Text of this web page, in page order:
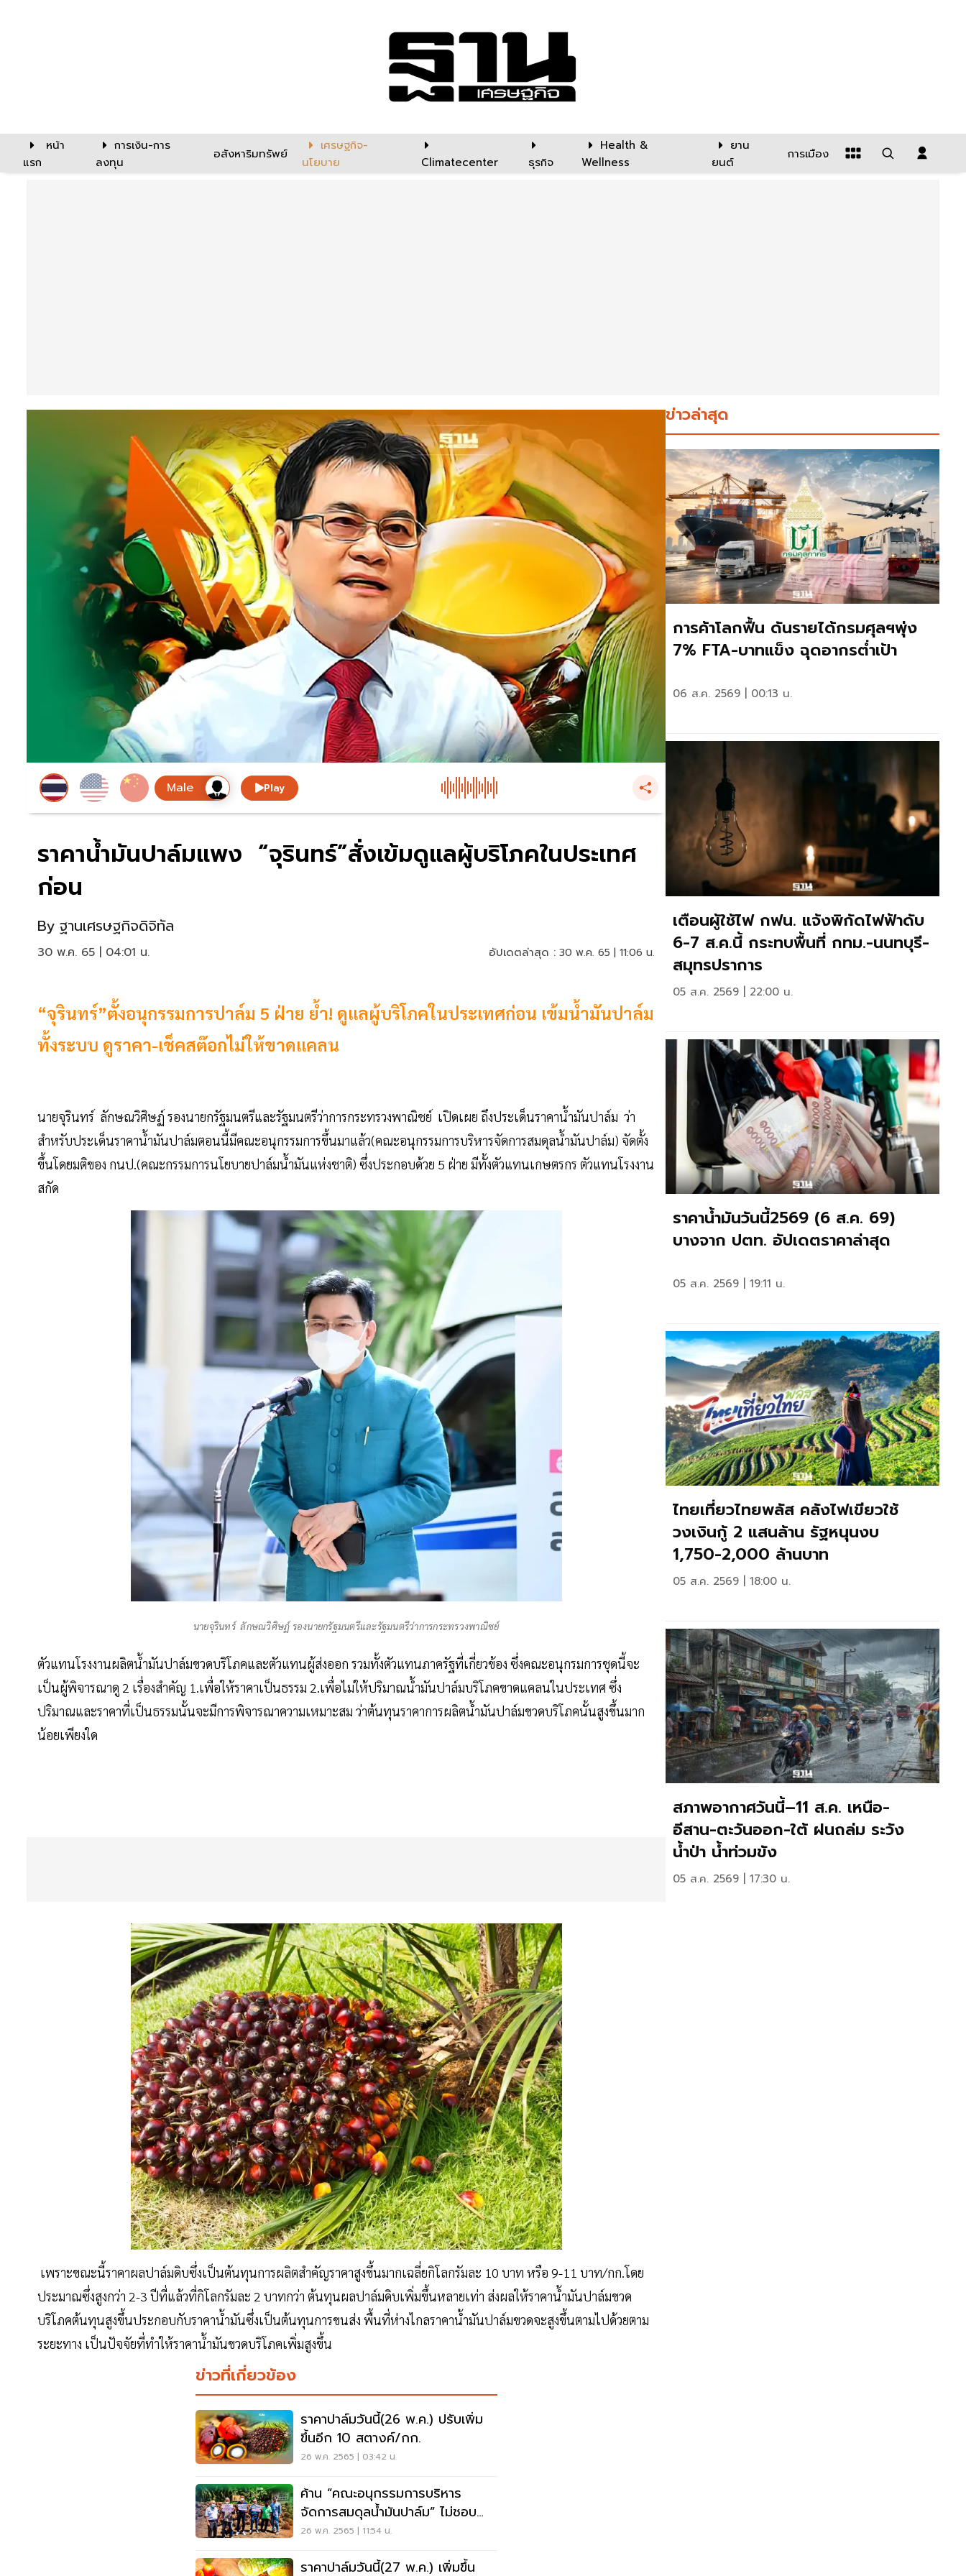
หน้า
แรก
การเงิน-การ
ลงทุน
อสังหาริมทรัพย์
เศรษฐกิจ-
นโยบาย
Climatecenter ธุรกิจ
Health &
Wellness
ยาน
ยนต์
การเมือง
Play
ราคาน้ำมันปาล์มแพง “จุรินทร์”สั่งเข้มดูแลผู้บริโภคในประเทศ
ก่อน
By ฐานเศรษฐกิจดิจิทัล
30 พ.ค. 65 | 04:01 น. อัปเดตล่าสุด : 30 พ.ค. 65 | 11:06 น.
“จุรินทร์”ตั้งอนุกรรมการปาล์ม 5 ฝ่าย ย้ำ! ดูแลผู้บริโภคในประเทศก่อน เข้มน้ำมันปาล์ม
ทั้งระบบ ดูราคา-เช็คสต๊อกไม่ให้ขาดแคลน
นายจุรินทร์ ลักษณวิศิษฏ์ รองนายกรัฐมนตรีและรัฐมนตรีว่าการกระทรวงพาณิชย์ เปิดเผย ถึงประเด็นราคาน้ำมันปาล์ม ว่า
สำหรับประเด็นราคาน้ำมันปาล์มตอนนี้มีคณะอนุกรรมการขึ้นมาแล้ว(คณะอนุกรรมการบริหารจัดการสมดุลน้ำมันปาล์ม) จัดตั้ง
ขึ้นโดยมติของ กนป.(คณะกรรมการนโยบายปาล์มน้ำมันแห่งชาติ) ซึ่งประกอบด้วย 5 ฝ่าย มีทั้งตัวแทนเกษตรกร ตัวแทนโรงงาน
สกัด
นายจุรินทร์ ลักษณวิศิษฏ์ รองนายกรัฐมนตรีและรัฐมนตรีว่าการกระทรวงพาณิชย์
ตัวแทนโรงงานผลิตน้ำมันปาล์มขวดบริโภคและตัวแทนผู้ส่งออก รวมทั้งตัวแทนภาครัฐที่เกี่ยวข้อง ซึ่งคณะอนุกรมการชุดนี้จะ
เป็นผู้พิจารณาดู 2 เรื่องสำคัญ 1.เพื่อให้ราคาเป็นธรรม 2.เพื่อไม่ให้ปริมาณน้ำมันปาล์มบริโภคขาดแคลนในประเทศ ซึ่ง
ปริมาณและราคาที่เป็นธรรมนั้นจะมีการพิจารณาความเหมาะสม ว่าต้นทุนราคาการผลิตน้ำมันปาล์มขวดบริโภคนั้นสูงขึ้นมาก
น้อยเพียงใด
เพราะขณะนี้ราคาผลปาล์มดิบซึ่งเป็นต้นทุนการผลิตสำคัญราคาสูงขึ้นมากเฉลี่ยกิโลกรัมละ 10 บาท หรือ 9-11 บาท/กก.โดย
ประมาณซึ่งสูงกว่า 2-3 ปีที่แล้วที่กิโลกรัมละ 2 บาทกว่า ต้นทุนผลปาล์มดิบเพิ่มขึ้นหลายเท่า ส่งผลให้ราคาน้ำมันปาล์มขวด
บริโภคต้นทุนสูงขึ้นประกอบกับราคาน้ำมันซึ่งเป็นต้นทุนการขนส่ง พื้นที่ห่างไกลราคาน้ำมันปาล์มขวดจะสูงขึ้นตามไปด้วยตาม
ระยะทาง เป็นปัจจัยที่ทำให้ราคาน้ำมันขวดบริโภคเพิ่มสูงขึ้น
ข่าวที่เกี่ยวข้อง
ราคาปาล์มวันนี้(26 พ.ค.) ปรับเพิ่ม
ขึ้นอีก 10 สตางค์/กก.
26 พ.ค. 2565 | 03:42 น.
ค้าน “คณะอนุกรรมการบริหาร
จัดการสมดุลน้ำมันปาล์ม” ไม่ชอบ
ธรรม (คลิป)
26 พ.ค. 2565 | 11:54 น.
ราคาปาล์มวันนี้(27 พ.ค.) เพิ่มขึ้น
ข่าวล่าสุด
การค้าโลกฟื้น ดันรายได้กรมศุลฯพุ่ง
7% FTA-บาทแข็ง ฉุดอากรต่ำเป้า
06 ส.ค. 2569 | 00:13 น.
เตือนผู้ใช้ไฟ กฟน. แจ้งพิกัดไฟฟ้าดับ
6-7 ส.ค.นี้ กระทบพื้นที่ กทม.-นนทบุรี-
สมุทรปราการ
05 ส.ค. 2569 | 22:00 น.
ราคาน้ำมันวันนี้2569 (6 ส.ค. 69)
บางจาก ปตท. อัปเดตราคาล่าสุด
05 ส.ค. 2569 | 19:11 น.
ไทยเที่ยวไทยพลัส คลังไฟเขียวใช้
วงเงินกู้ 2 แสนล้าน รัฐหนุนงบ
1,750-2,000 ล้านบาท
05 ส.ค. 2569 | 18:00 น.
สภาพอากาศวันนี้–11 ส.ค. เหนือ-
อีสาน-ตะวันออก-ใต้ ฝนถล่ม ระวัง
น้ำป่า น้ำท่วมขัง
05 ส.ค. 2569 | 17:30 น.